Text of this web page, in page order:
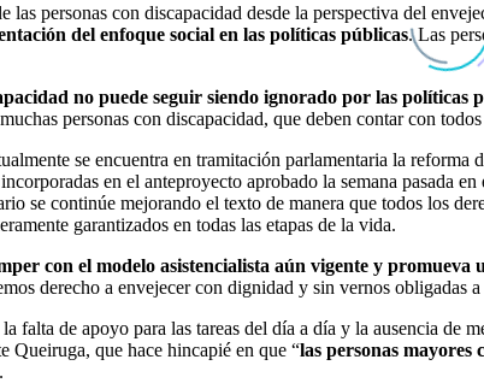
las personas con discapacidad desde la perspectiva del
del enfoque social en las políticas públicas. Las
no puede seguir siendo ignorado por las políticas
personas con discapacidad, que deben contar con
se encuentra en tramitación parlamentaria la
en el anteproyecto aprobado la semana pasada
se continúe mejorando el texto de manera que todos los
garantizados en todas las etapas de la vida.
con el modelo asistencialista aún vigente y promueva
derecho a envejecer con dignidad y sin vernos obligadas
falta de apoyo para las tareas del día a día y la ausencia
Queiruga, que hace hincapié en que “las personas mayores